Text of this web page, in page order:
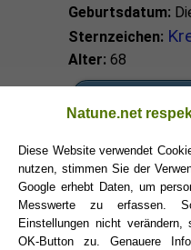
Geburtsdatum:
Sternzeichen:
Alter: 68
Krebs
Natune.net
Diese Website verwendet
nutzen, stimmen Sie der
Google erhebt Daten, um
Messwerte zu erfassen.
Einstellungen nicht
OK-Button zu. Genauere